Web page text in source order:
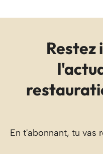
Restez
En t'abonnant, tu vas